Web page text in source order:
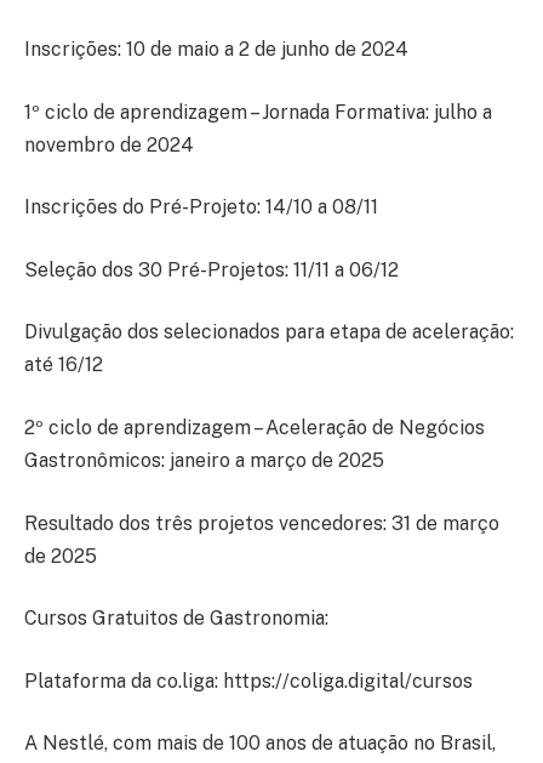
Inscrições: 10 de maio a 2 de junho de 2024
1º ciclo de aprendizagem – Jornada Formativa: julho a
novembro de 2024
Inscrições do Pré-Projeto: 14/10 a 08/11
Seleção dos 30 Pré-Projetos: 11/11 a 06/12
Divulgação dos selecionados para etapa de aceleração:
até 16/12
2º ciclo de aprendizagem – Aceleração de Negócios
Gastronômicos: janeiro a março de 2025
Resultado dos três projetos vencedores: 31 de março
de 2025
Cursos Gratuitos de Gastronomia:
Plataforma da co.liga: https://coliga.digital/cursos
A Nestlé, com mais de 100 anos de atuação no Brasil,